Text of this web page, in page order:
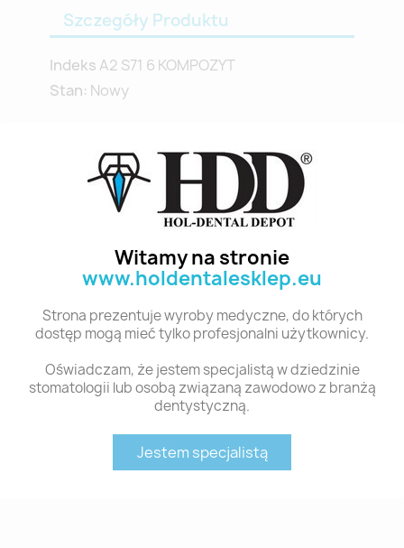
Witamy na stronie
www.holdentalesklep.eu
Strona prezentuje wyroby medyczne, do których
dostęp mogą mieć tylko profesjonalni użytkownicy.
Oświadczam, że jestem specjalistą w dziedzinie
stomatologii lub osobą związaną zawodowo z branżą
dentystyczną.
Jestem specjalistą
Szczegóły Produktu
Indeks A2 S71 6 KOMPOZYT
Stan: Nowy
Polecane produkty z tej kategorii
Szybki podgląd YM. ANTERIOR - KOMPOZYTOWE ZĘBY SZTUCZNE A2-C51
35,00 zł
Dodaj do koszyka
35,00 zł
Dodaj do koszyka